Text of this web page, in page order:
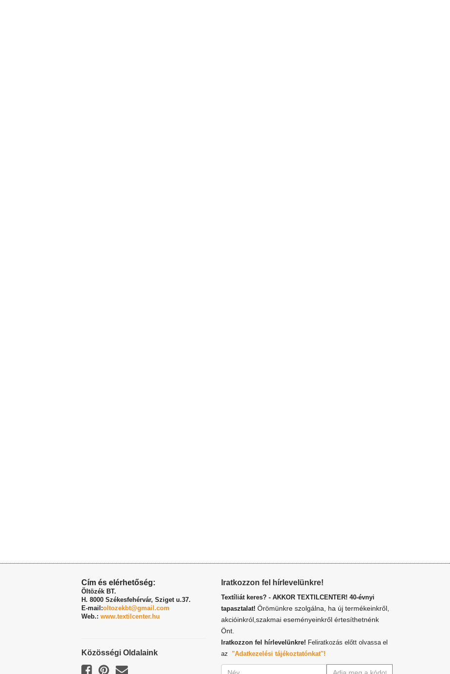
Cím és elérhetőség:
Öltözék BT.
H. 8000 Székesfehérvár, Sziget u.37.
E-mail:oltozekbt@gmail.com
Web.: www.textilcenter.hu
Közösségi Oldalaink
Iratkozzon fel hírlevelünkre!
Textíliát keres? - AKKOR TEXTILCENTER! 40-évnyi
tapasztalat! Örömünkre szolgálna, ha új termékeinkről,
akcióinkról,szakmai eseményeinkről értesíthetnénk
Önt.
Iratkozzon fel hírlevelünkre! Feliratkozás előtt olvassa el
az "Adatkezelési tájékoztatónkat"!